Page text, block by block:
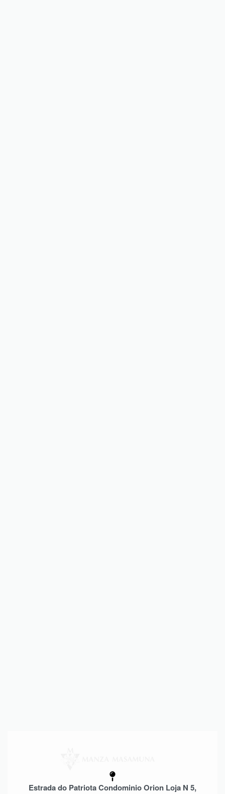
Estrada do Patriota Condominio Orion Loja N 5,